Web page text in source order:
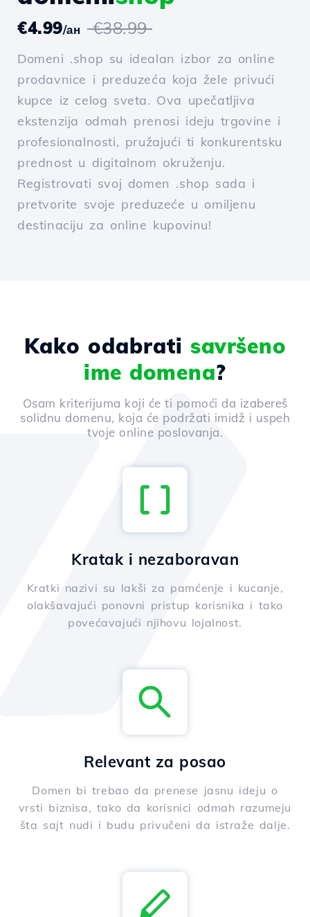
€4.99/ан €38.99
Domeni .shop su idealan izbor za online
prodavnice i preduzeća koja žele privući
kupce iz celog sveta. Ova upečatljiva
ekstenzija odmah prenosi ideju trgovine i
profesionalnosti, pružajući ti konkurentsku
prednost u digitalnom okruženju.
Registrovati svoj domen .shop sada i
pretvorite svoje preduzeće u omiljenu
destinaciju za online kupovinu!
Kako odabrati savršeno
ime domena?
Osam kriterijuma koji će ti pomoći da izabereš
solidnu domenu, koja će podržati imidž i uspeh
tvoje online poslovanja.
Kratak i nezaboravan
Kratki nazivi su lakši za pamćenje i kucanje,
olakšavajući ponovni pristup korisnika i tako
povećavajući njihovu lojalnost.
Relevant za posao
Domen bi trebao da prenese jasnu ideju o
vrsti biznisa, tako da korisnici odmah razumeju
šta sajt nudi i budu privučeni da istraže dalje.